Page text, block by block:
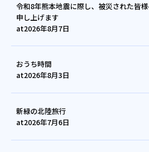
令和8年熊本地震に際し、被災された皆
申し上げます
at2026年8月7日
おうち時間
at2026年8月3日
新緑の北陸旅行
at2026年7月6日